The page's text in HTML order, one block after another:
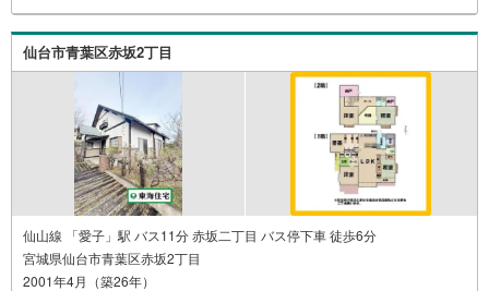
仙台市青葉区赤坂2丁目
仙山線 「愛子」駅 バス11分 赤坂二丁目 バス停下車 徒歩6分
宮城県仙台市青葉区赤坂2丁目
2001年4月（築26年）